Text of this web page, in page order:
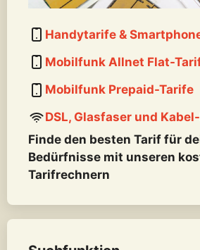
Handytarife &
Mobilfunk Allnet Flat-
Mobilfunk Prepaid-Tarife
DSL, Glasfaser und
Finde den besten Tarif für
Bedürfnisse mit unseren
Tarifrechnern